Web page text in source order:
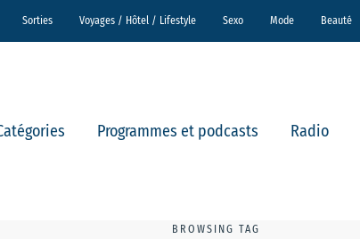
Sorties Voyages / Hôtel / Lifestyle Sexo Mode Beauté
Programmes et podcasts Radio
BROWSING TAG